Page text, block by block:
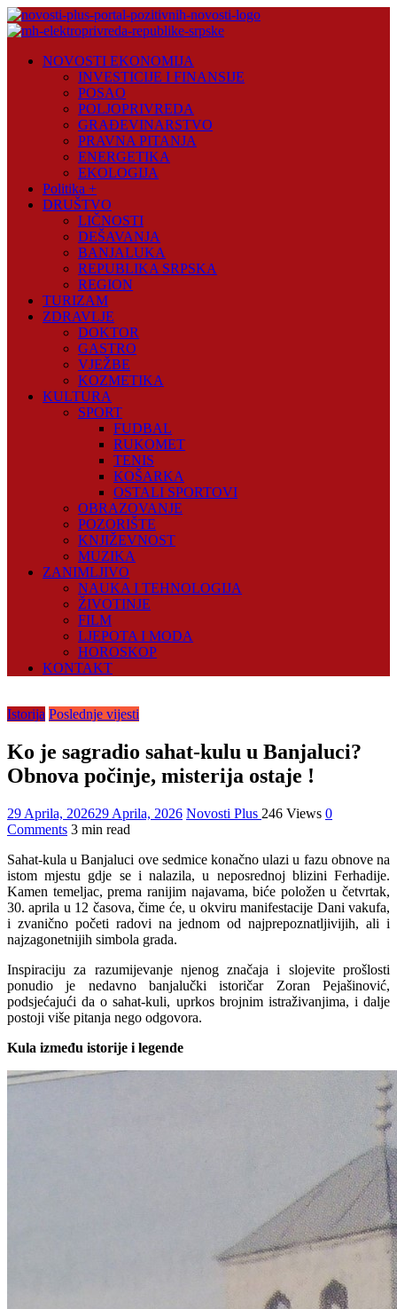
Skip
to
Plus
NOVOSTI EKONOMIJA
INVESTICIJE I FINANSIJE
POSAO
POLJOPRIVREDA
GRAĐEVINARSTVO
PRAVNA PITANJA
ENERGETIKA
EKOLOGIJA
Politika +
DRUŠTVO
LIČNOSTI
DEŠAVANJA
BANJALUKA
REPUBLIKA SRPSKA
REGION
TURIZAM
ZDRAVLJE
DOKTOR
GASTRO
VJEŽBE
KOZMETIKA
KULTURA
SPORT
FUDBAL
RUKOMET
TENIS
KOŠARKA
OSTALI SPORTOVI
OBRAZOVANJE
POZORIŠTE
KNJIŽEVNOST
MUZIKA
ZANIMLJIVO
NAUKA I TEHNOLOGIJA
ŽIVOTINJE
FILM
LJEPOTA I MODA
HOROSKOP
KONTAKT
Istorija Poslednje vijesti
Ko je sagradio sahat-kulu u Banjaluci?
Obnova počinje, misterija ostaje !
29 Aprila, 202629 Aprila, 2026 Novosti Plus 246 Views 0
Comments 3 min read
Sahat-kula u Banjaluci ove sedmice konačno ulazi u fazu obnove na
istom mjestu gdje se i nalazila, u neposrednoj blizini Ferhadije.
Kamen temeljac, prema ranijim najavama, biće položen u četvrtak,
30. aprila u 12 časova, čime će, u okviru manifestacije Dani vakufa,
i zvanično početi radovi na jednom od najprepoznatljivijih, ali i
najzagonetnijih simbola grada.
Inspiraciju za razumijevanje njenog značaja i slojevite prošlosti
ponudio je nedavno banjalučki istoričar Zoran Pejašinović,
podsjećajući da o sahat-kuli, uprkos brojnim istraživanjima, i dalje
postoji više pitanja nego odgovora.
Kula između istorije i legende